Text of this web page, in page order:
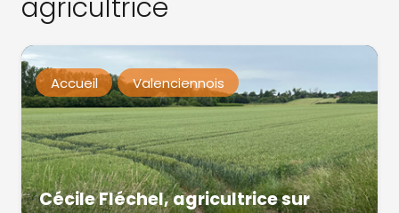
agricultrice
Accueil Valenciennois
Cécile Fléchel, agricultrice sur